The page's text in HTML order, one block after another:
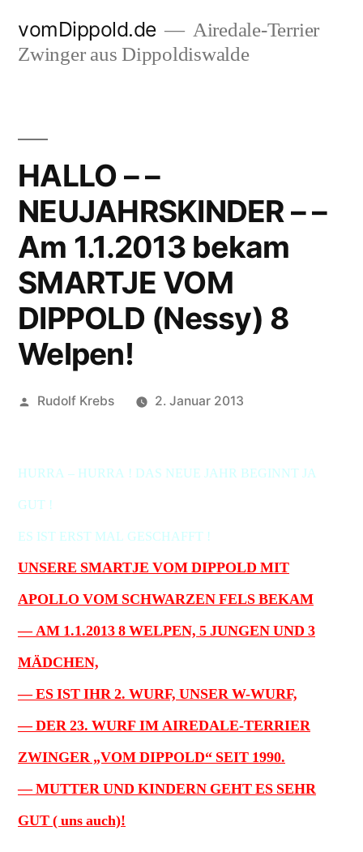
Inhalt
vomDippold.de
Airedale-Terrier
Zwinger aus Dippoldiswalde
HALLO – –
NEUJAHRSKINDER – –
Am 1.1.2013 bekam
SMARTJE VOM
DIPPOLD (Nessy) 8
Welpen!
Veröffentlicht
Rudolf Krebs 2. Januar 2013
HURRA – HURRA ! DAS NEUE JAHR BEGINNT JA
GUT !
ES IST ERST MAL GESCHAFFT !
UNSERE SMARTJE VOM DIPPOLD MIT
APOLLO VOM SCHWARZEN FELS BEKAM
— AM 1.1.2013 8 WELPEN, 5 JUNGEN UND 3
MÄDCHEN,
— ES IST IHR 2. WURF, UNSER W-WURF,
— DER 23. WURF IM AIREDALE-TERRIER
ZWINGER „VOM DIPPOLD“ SEIT 1990.
— MUTTER UND KINDERN GEHT ES SEHR
GUT ( uns auch)!